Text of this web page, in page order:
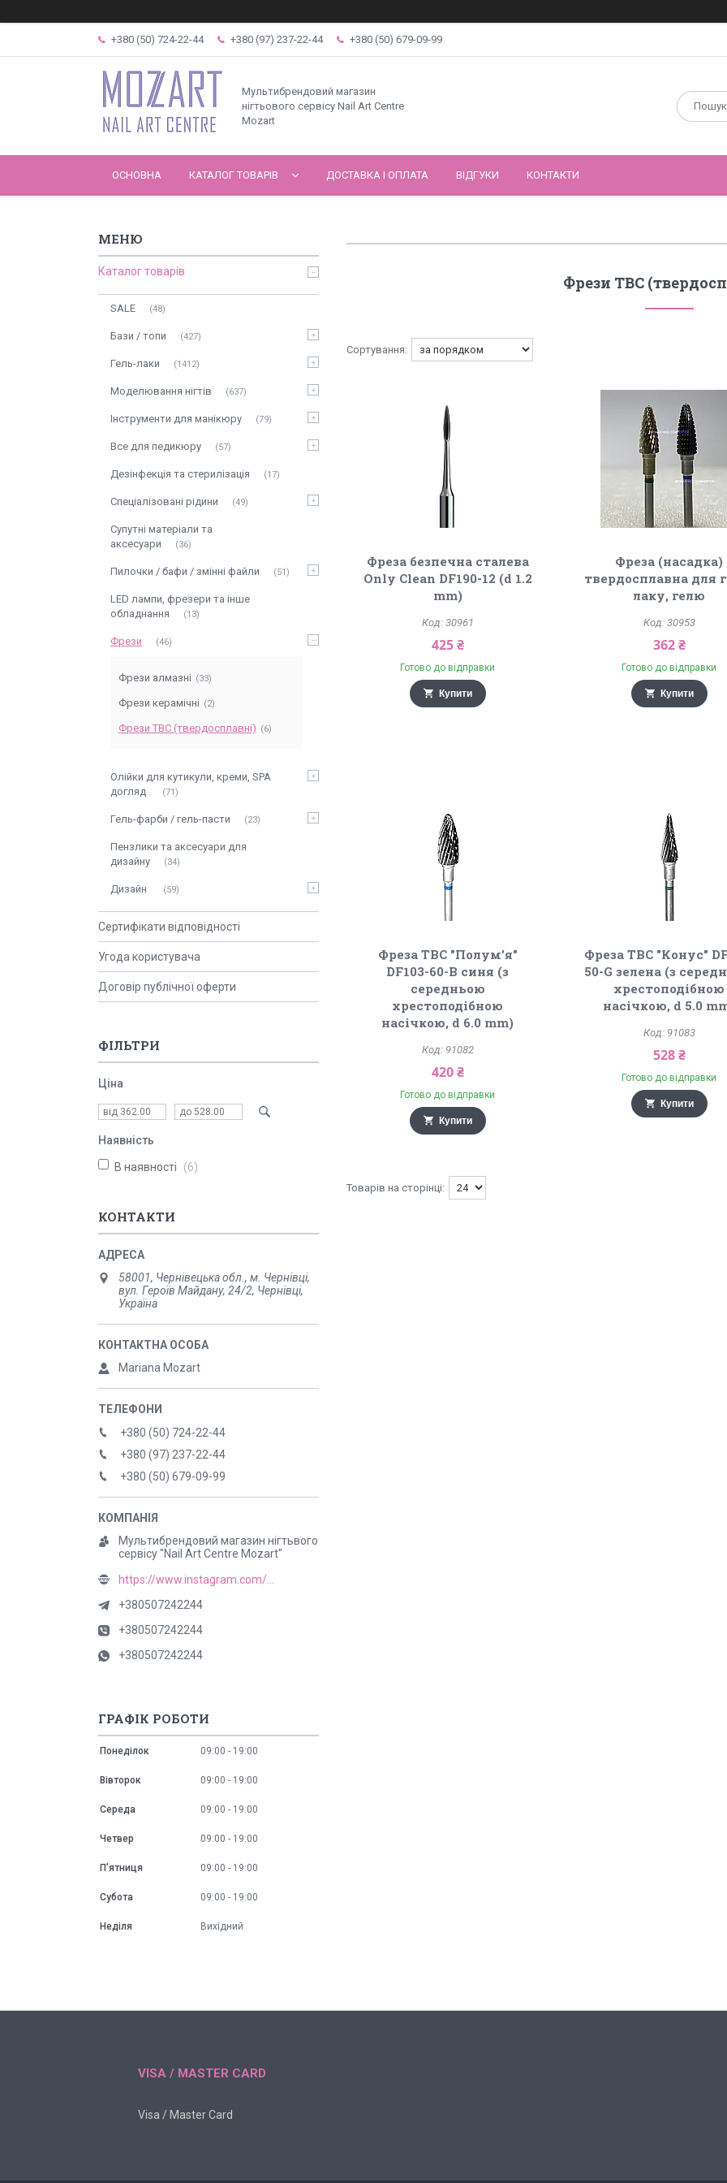
+380 (50) 724-22-44 +380 (97) 237-22-44 +380 (50) 679-09-99
Мультибрендовий магазин
нігтьового сервісу Nail Art Centre
Mozart
ОСНОВНА КАТАЛОГ ТОВАРІВ ДОСТАВКА І ОПЛАТА ВІДГУКИ КОНТАКТИ
Фрези ТВС
Фреза безпечна сталева
Only Clean DF190-12 (d 1.2
mm)
30961
425 ₴
Готово до відправки
Купити
Фреза (насадка)
твердосплавна для
лаку, гелю
30953
362 ₴
Готово до відправки
Купити
Фреза ТВС "Полум'я"
DF103-60-B синя (з
середньою
хрестоподібною
насічкою, d 6.0 mm)
91082
420 ₴
Готово до відправки
Купити
Фреза ТВС "Конус"
50-G зелена (з
хрестоподібною
насічкою, d 5.0
91083
528 ₴
Готово до відправки
Купити
Каталог товарів
SALE 48
Бази / топи 427
Гель-лаки 1412
Моделювання нігтів 637
Інструменти для манікюру 79
Все для педикюру 57
Дезінфекція та стерилізація 17
Спеціалізовані рідини 49
Супутні матеріали та
аксесуари
36
Пилочки / бафи / змінні файли 51
LED лампи, фрезери та інше
обладнання
13
Фрези 46
Фрези алмазні 33
Фрези керамічні 2
Фрези ТВС (твердосплавні) 6
Олійки для кутикули, креми, SPA
догляд
71
Гель-фарби / гель-пасти 23
Пензлики та аксесуари для
дизайну
34
Дизайн 59
Сертифікати відповідності
Угода користувача
Договір публічної оферти
ФІЛЬТРИ
Ціна
Наявність
В наявності 6
КОНТАКТИ
58001, Чернівецька обл., м. Чернівці,
вул. Героїв Майдану, 24/2, Чернівці,
Україна
Mariana Mozart
+380 (50) 724-22-44
+380 (97) 237-22-44
+380 (50) 679-09-99
Мультибрендовий магазин нігтьвого
сервісу "Nail Art Centre Mozart"
https://www.instagram.com/mozart_nail
+380507242244
+380507242244
+380507242244
ГРАФІК РОБОТИ
Понеділок 09:00 19:00
Вівторок 09:00 19:00
Середа 09:00 19:00
Четвер 09:00 19:00
Пʼятниця 09:00 19:00
Субота 09:00 19:00
Неділя Вихідний
VISA / MASTER CARD
Visa / Master Card